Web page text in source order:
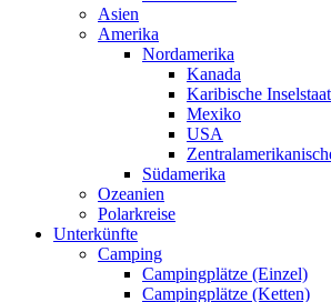
Asien
Amerika
Nordamerika
Kanada
Karibische
Mexiko
USA
Südamerika
Ozeanien
Polarkreise
Unterkünfte
Camping
Campingplätze (Einzel)
Campingplätze (Ketten)